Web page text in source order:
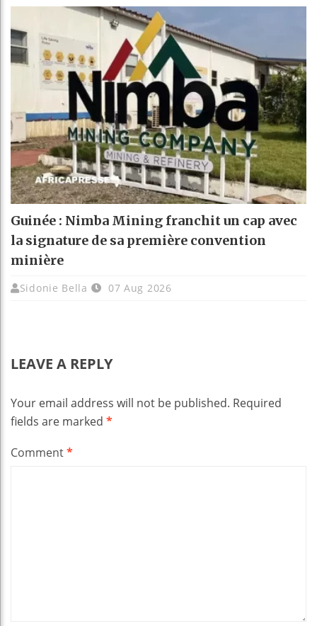
Guinée : Nimba Mining franchit un cap avec
la signature de sa première convention
minière
Sidonie Bella 07 Aug 2026
LEAVE A REPLY
Your email address will not be published. Required
fields are marked *
Comment*